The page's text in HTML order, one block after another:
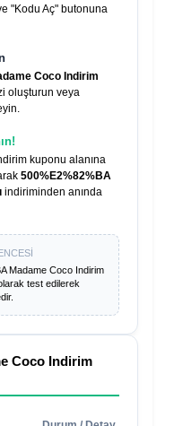
"Kodu Aç" butonuna
Coco Indirim
oluşturun veya
kuponu alanına
500%E2%82%BA
indiriminden anında
Madame Coco Indirim
test edilerek
Coco Indirim